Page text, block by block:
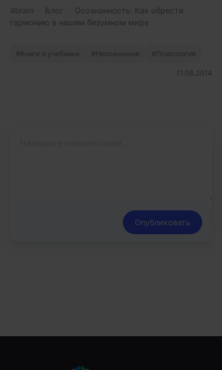
4brain Блог
Осознанность. Как обрести
гармонию в нашем безумном мире
Книги и учебники Непознанное Психология
11.08.2014
Опубликовать